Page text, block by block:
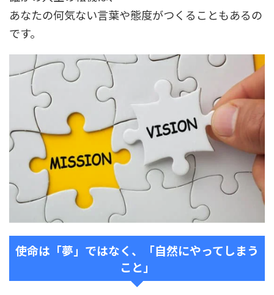
あなたの何気ない言葉や態度がつくることもあるの
です。
使命は「夢」ではなく、「自然にやってしまう
こと」